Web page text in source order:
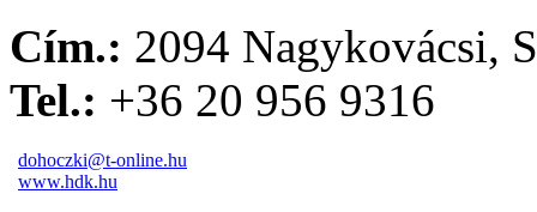
Cím.: 2094 Nagykovácsi,
Tel.: +36 20 956 9316
dohoczki@t-online.hu
www.hdk.hu